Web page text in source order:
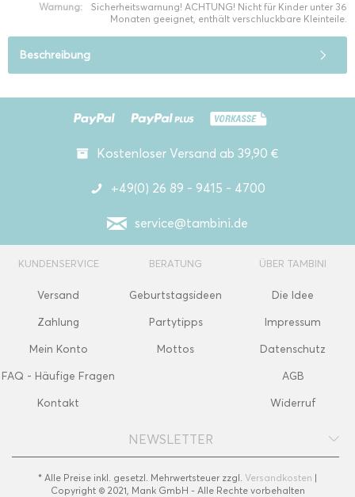
Warnung:
Sicherheitswarnung! ACHTUNG! Nicht für Kinder unter 36
Monaten geeignet, enthält verschluckbare Kleinteile.
Beschreibung
Kostenloser Versand ab 39,90 €
+49(0) 26 89 - 9415 - 4700
service@tambini.de
KUNDENSERVICE
Versand
Zahlung
Mein Konto
FAQ - Häufige Fragen
Kontakt
BERATUNG
Geburtstagsideen
Partytipps
Mottos
ÜBER TAMBINI
Die Idee
Impressum
Datenschutz
AGB
Widerruf
NEWSLETTER
* Alle Preise inkl. gesetzl. Mehrwertsteuer zzgl. Versandkosten |
Copyright © 2021, Mank GmbH - Alle Rechte vorbehalten